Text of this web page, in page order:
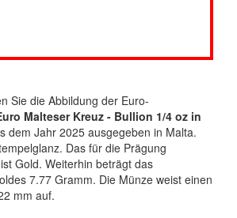
Sie die Abbildung der Euro-
Malteser Kreuz - Bullion 1/4 oz in
dem Jahr 2025 ausgegeben in Malta.
Das für die Prägung
Gold. Weiterhin beträgt das
7.77 Gramm. Die Münze weist einen
mm auf.